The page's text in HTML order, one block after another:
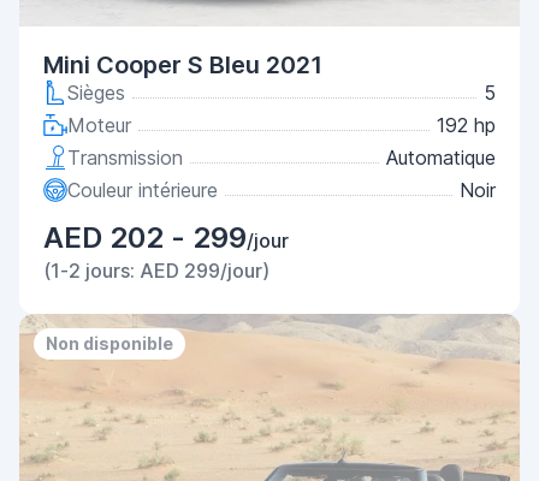
Mini Cooper S Bleu 2021
Sièges
5
Moteur
192 hp
Transmission
Automatique
Couleur intérieure
Noir
AED 202 - 299/jour
(1-2 jours: AED 299/jour)
Non disponible